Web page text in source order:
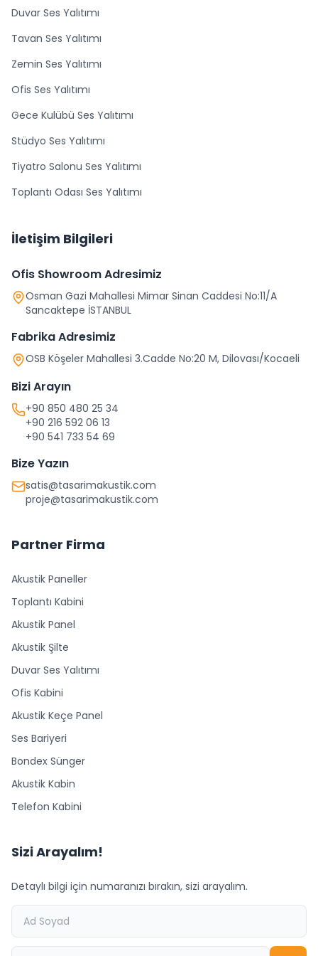
Duvar Ses Yalıtımı
Tavan Ses Yalıtımı
Zemin Ses Yalıtımı
Ofis Ses Yalıtımı
Gece Kulübü Ses Yalıtımı
Stüdyo Ses Yalıtımı
Tiyatro Salonu Ses Yalıtımı
Toplantı Odası Ses Yalıtımı
İletişim Bilgileri
Ofis Showroom Adresimiz
Osman Gazi Mahallesi Mimar Sinan Caddesi No:11/A
Sancaktepe İSTANBUL
Fabrika Adresimiz
OSB Köşeler Mahallesi 3.Cadde No:20 M, Dilovası/Kocaeli
Bizi Arayın
+90 850 480 25 34
+90 216 592 06 13
+90 541 733 54 69
Bize Yazın
satis@tasarimakustik.com
proje@tasarimakustik.com
Partner Firma
Akustik Paneller
Toplantı Kabini
Akustik Panel
Akustik Şilte
Duvar Ses Yalıtımı
Ofis Kabini
Akustik Keçe Panel
Ses Bariyeri
Bondex Sünger
Akustik Kabin
Telefon Kabini
Sizi Arayalım!
Detaylı bilgi için numaranızı bırakın, sizi arayalım.